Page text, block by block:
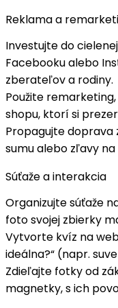
Reklama a
Investujte do
Facebooku alebo
zberateľov a rodiny.
Použite remarketing
shopu, ktorí si
Propagujtedoprava
sumu alebo zľavy
Súťaže a interakcia
Organizujtesúťaže
foto svojej zbierky
Vytvorte kvíz na
ideálna?“ (napr.
Zdieľajte fotky od
magnetky, s ich